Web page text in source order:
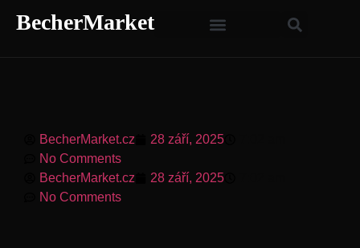
BecherMarket
BecherMarket.cz 28 září, 2025
No Comments
BecherMarket.cz
28 září, 2025
No Comments